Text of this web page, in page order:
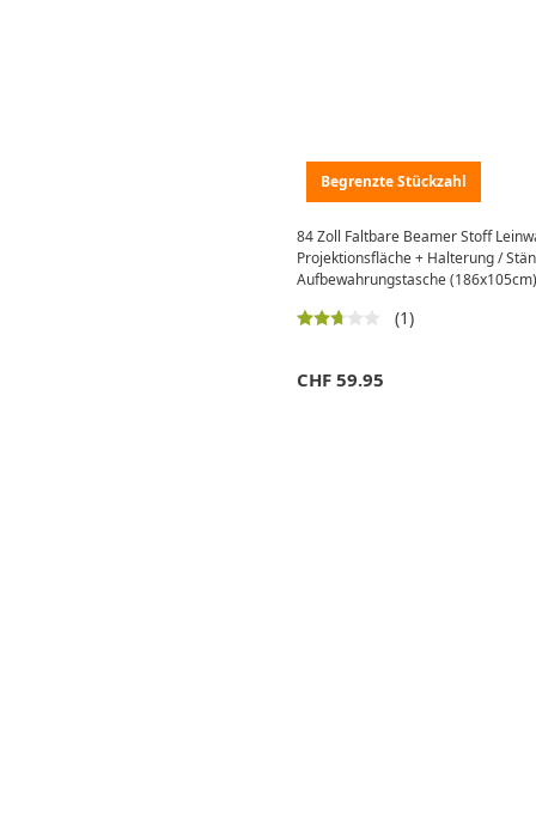
Begrenzte Stückzahl
84 Zoll Faltbare Beamer Stoff
Projektionsfläche + Halterung /
Aufbewahrungstasche
(1)
CHF 59.95